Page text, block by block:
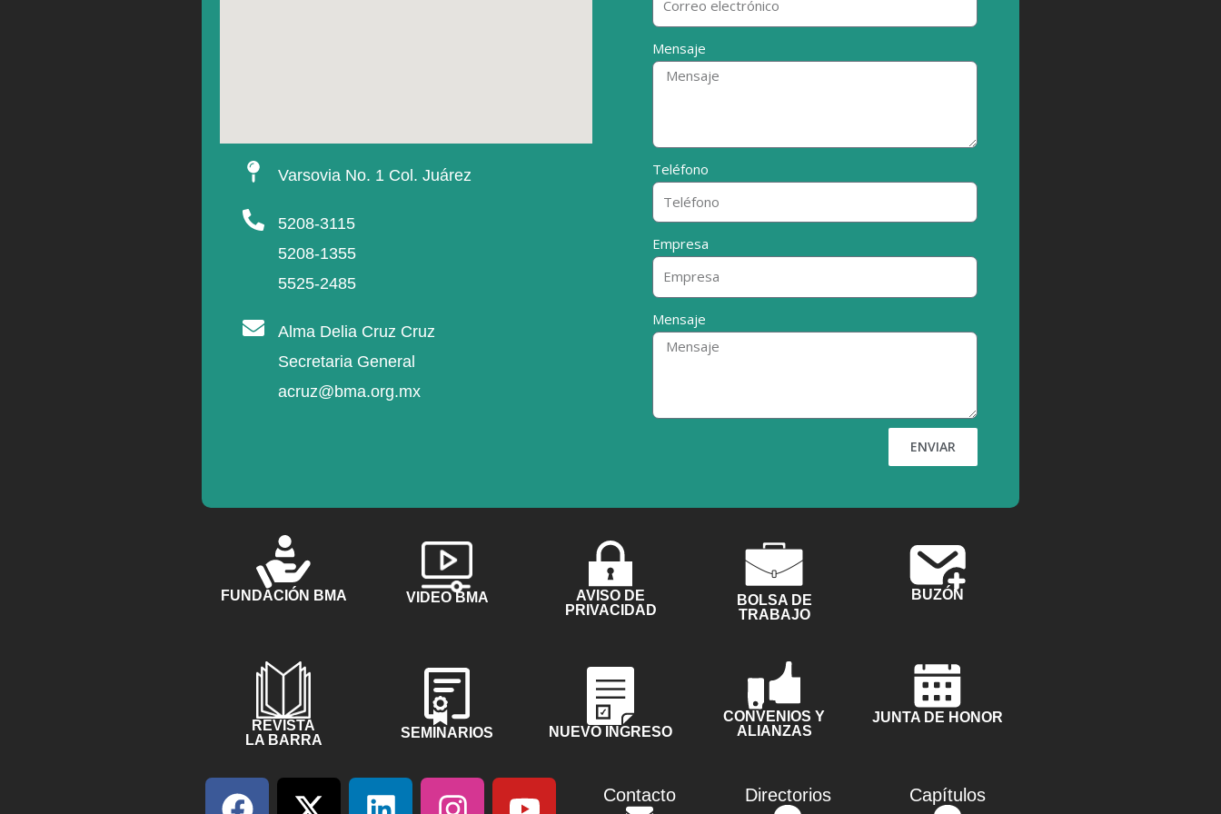
Varsovia No. 1 Col. Juárez
5208-3115
5208-1355
5525-2485
Alma Delia Cruz Cruz
Secretaria General
acruz@bma.org.mx
Mensaje
Teléfono
Empresa
Mensaje
ENVIAR
FUNDACIÓN BMA VIDEO BMA
AVISO DE
PRIVACIDAD
BOLSA DE
TRABAJO
BUZÓN
REVISTA
LA BARRA
SEMINARIOS NUEVO INGRESO
CONVENIOS Y
ALIANZAS
JUNTA DE HONOR
F X L I Y Contacto Directorios Capítulos